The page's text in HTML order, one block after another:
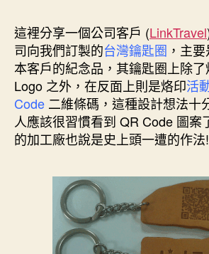
這裡分享一個公司客戶 (LinkTravel
司向我們訂製的台灣鑰匙圈 ，主
本客戶的紀念品，其鑰匙圈上除
Logo 之外，在反面上則是烙印活
Code 二維條碼，這種設計想法十
人應該很習慣看到 QR Code 圖案
的加工廠也說是史上頭一遭的作法!